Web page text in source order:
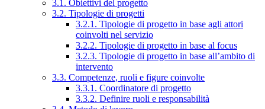
3.1. Obiettivi del progetto
3.2. Tipologie di progetti
3.2.1. Tipologie di progetto in base agli attori
coinvolti nel servizio
3.2.2. Tipologie di progetto in base al focus
3.2.3. Tipologie di progetto in base all’ambito di
intervento
3.3. Competenze, ruoli e figure coinvolte
3.3.1. Coordinatore di progetto
3.3.2. Definire ruoli e responsabilità